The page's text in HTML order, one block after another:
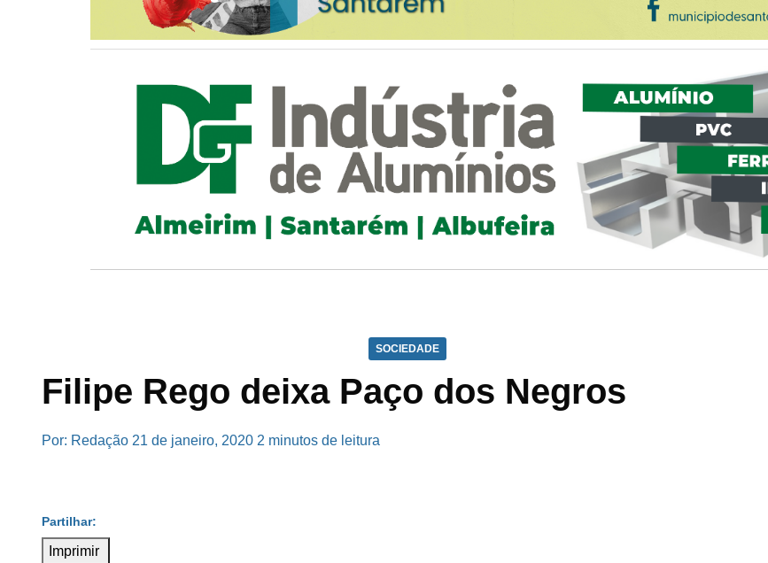
SOCIEDADE
Filipe Rego deixa Paço dos Negros
Por: Redação 21 de janeiro, 2020 2 minutos de leitura
Imprimir